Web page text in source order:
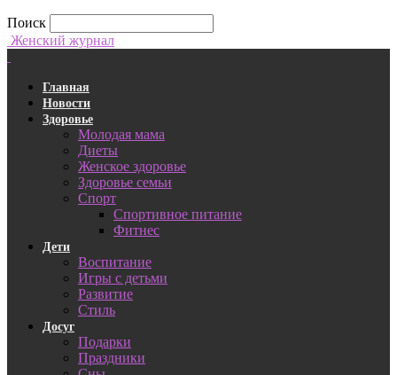
Поиск
Женский журнал
Главная
Новости
Здоровье
Молодая мама
Диеты
Женское здоровье
Здоровье семьи
Спорт
Спортивное питание
Фитнес
Дети
Воспитание
Игры с детьми
Развитие
Стиль
Досуг
Подарки
Праздники